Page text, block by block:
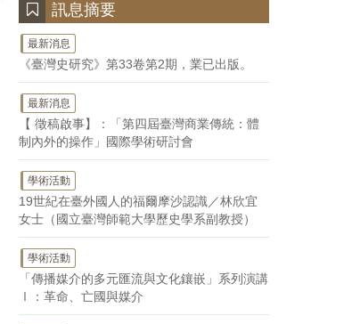
訊息摘要
最新消息
《臺灣史研究》第33卷第2期，業已出版。
最新消息
【 徵稿啟事】：「第四屆臺灣商業傳統：體
制內外的操作」國際學術研討會
學術活動
19世紀在臺外國人的福爾摩沙認識／林欣宜
女士（國立臺灣師範大學歷史學系副教授）
學術活動
「傳播媒介的多元匯流與文化鑲嵌」系列演講
Ⅰ：革命、亡國與媒介